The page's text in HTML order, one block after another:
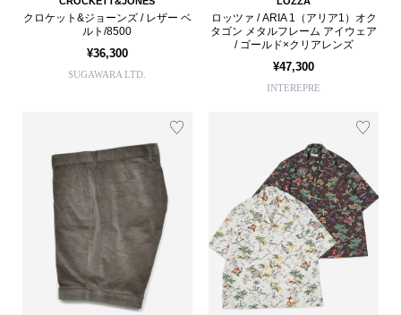
クロケット&ジョーンズ / レザー ベ
ルト/8500
¥36,300
SUGAWARA LTD.
ロッツァ / ARIA 1（アリア1）オク
タゴン メタルフレーム アイウェア
/ ゴールド×クリアレンズ
¥47,300
INTEREPRE